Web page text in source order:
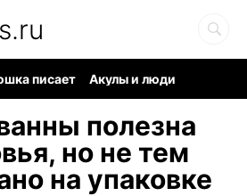
писает
Акулы и люди
полезна
но не тем
на упаковке